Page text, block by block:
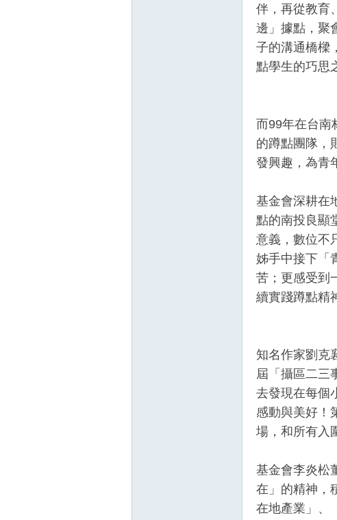
伴，再從教育
邊」據點，聚
子的溝通橋樑
點學生的巧思
而99年在台南
的蹲點團隊，
發興趣，為青
基金會深耕在
點的南投良顯
意義，數位不
姊手中接下「
苦；更感受到
續實踐蹲點精
知名作家劉克
屆「攝區二三
去發現在每個
感動與美好！
場，和所有入
基金會李炎松
在」的精神，
在地產業」、